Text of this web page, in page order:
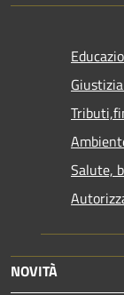
Salute,
NOVITÀ